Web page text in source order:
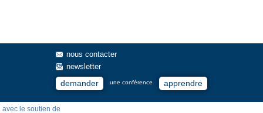
nous contacter
newsletter
demander une conférence apprendre
avec le soutien de